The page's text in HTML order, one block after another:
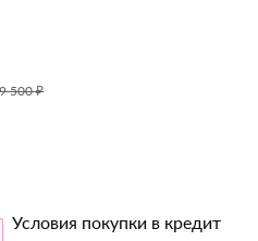
9 500 ₽
Условия покупки в кредит